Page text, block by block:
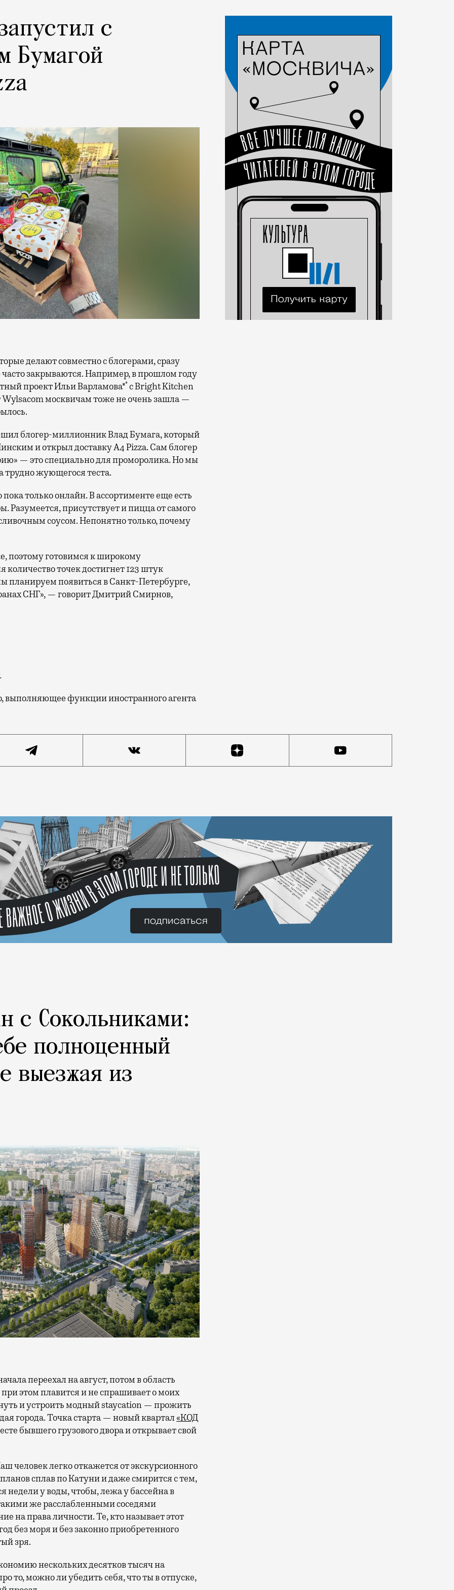
с
Бумагой
закрываются. Например, в прошлом году
проект Ильи Варламова**с Bright Kitchen
москвичам тоже не очень зашла —
блогер-миллионник Влад Бумага, который
и открыл доставку A4 Pizza. Сам блогер
— это специально для проморолика. Но мы
трудно жующегося теста.
только онлайн. В ассортименте еще есть
Разумеется, присутствует и пицца от самого
соусом. Непонятно только, почему
поэтому готовимся к широкому
точек достигнет 123 штук
планируем появиться в Санкт-Петербурге,
СНГ», — говорит Дмитрий Смирнов,
выполняющее функции иностранного агента
с Сокольниками:
полноценный
выезжая из
этом плавится и не спрашивает о моих
и устроить модный staycation — прожить
города. Точка старта — новый квартал«КОД
бывшего грузового двора и открывает свой
легко откажется от экскурсионного
сплав по Катуни и даже смирится с тем,
у воды, чтобы, лежа у бассейна в
же расслабленными соседями
на права личности. Те, кто называет этот
без моря и без законно приобретенного
зря.
нескольких десятков тысяч на
то, можно ли убедить себя, что ты в отпуске,